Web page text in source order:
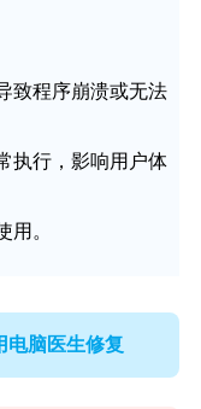
致程序崩溃或无法
执行，影响用户体
用。
电脑医生修复